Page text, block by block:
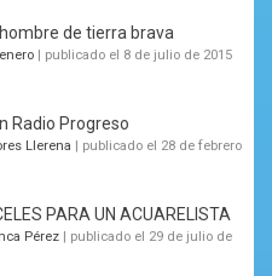
de tierra brava
| publicado el 8 de julio de 2015
Radio Progreso
Llerena | publicado el 28 de febrero
PARA UN ACUARELISTA
Pérez | publicado el 29 de julio de